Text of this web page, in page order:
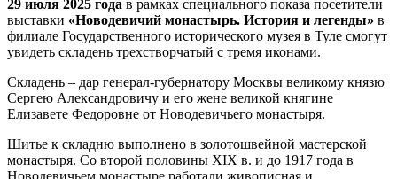
29 июля 2025 года в рамках специального показа посетители
выставки «Новодевичий монастырь. История и легенды» в
филиале Государственного исторического музея в Туле смогут
увидеть складень трехстворчатый с тремя иконами.
Складень – дар генерал-губернатору Москвы великому князю
Сергею Александровичу и его жене великой княгине
Елизавете Федоровне от Новодевичьего монастыря.
Шитье к складню выполнено в золотошвейной мастерской
монастыря. Со второй половины XIX в. и до 1917 года в
Новодевичьем монастыре работали живописная и